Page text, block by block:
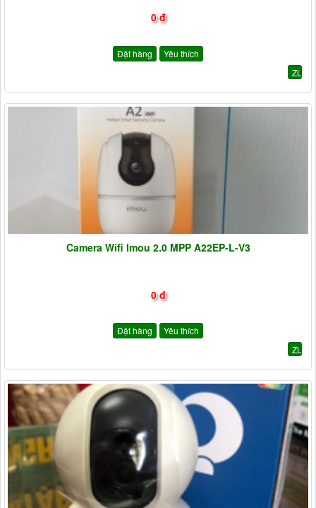
0 đ
Đặt hàng
Yêu thích
ZL
Camera Wifi Imou 2.0 MPP A22EP-L-V3
0 đ
Đặt hàng
Yêu thích
ZL